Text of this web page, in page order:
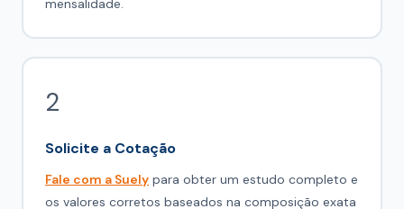
mensalidade.
2
Solicite a Cotação
Fale com a Suely para obter um estudo completo e
os valores corretos baseados na composição exata